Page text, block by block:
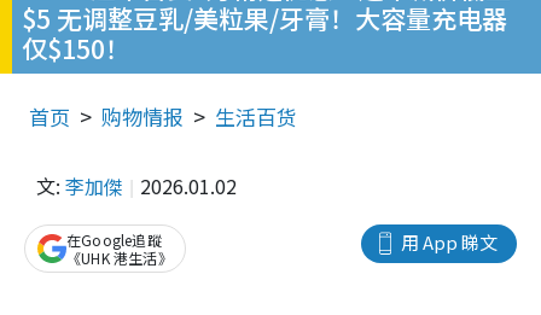
$5 无调整豆乳/美粒果/牙膏！大容量充电器
仅$150！
首页 购物情报 生活百货
文: 李加傑 2026.01.02
用 App 睇文
在Google追蹤
《UHK 港生活》